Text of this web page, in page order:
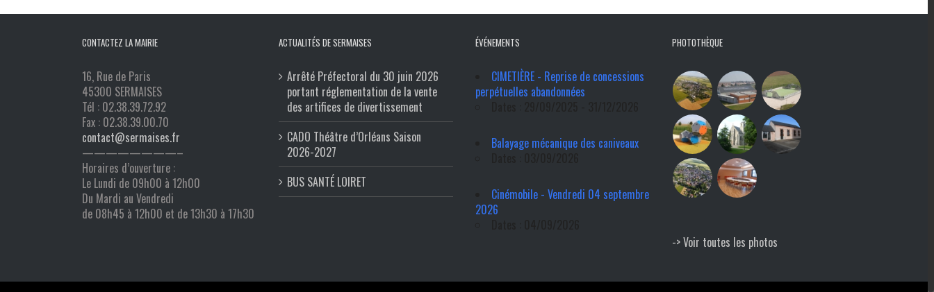
CONTACTEZ LA MAIRIE
16, Rue de Paris
45300 SERMAISES
Tél : 02.38.39.72.92
Fax : 02.38.39.00.70
contact@sermaises.fr
————————–
Horaires d’ouverture :
Le Lundi de 09h00 à 12h00
Du Mardi au Vendredi
de 08h45 à 12h00 et de 13h30 à 17h30
ACTUALITÉS DE SERMAISES
Arrêté Préfectoral du 30 juin 2026
portant réglementation de la vente
des artifices de divertissement
CADO Théâtre d’Orléans Saison
2026-2027
BUS SANTÉ LOIRET
ÉVÉNEMENTS
CIMETIÈRE - Reprise de concessions
perpétuelles abandonnées
Balayage mécanique des caniveaux
Cinémobile - Vendredi 04 septembre
2026
PHOTOTHÈQUE
-> Voir toutes les photos